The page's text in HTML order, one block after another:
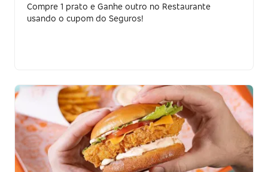
Compre 1 prato e Ganhe outro no Restaurante
usando o cupom do Seguros!